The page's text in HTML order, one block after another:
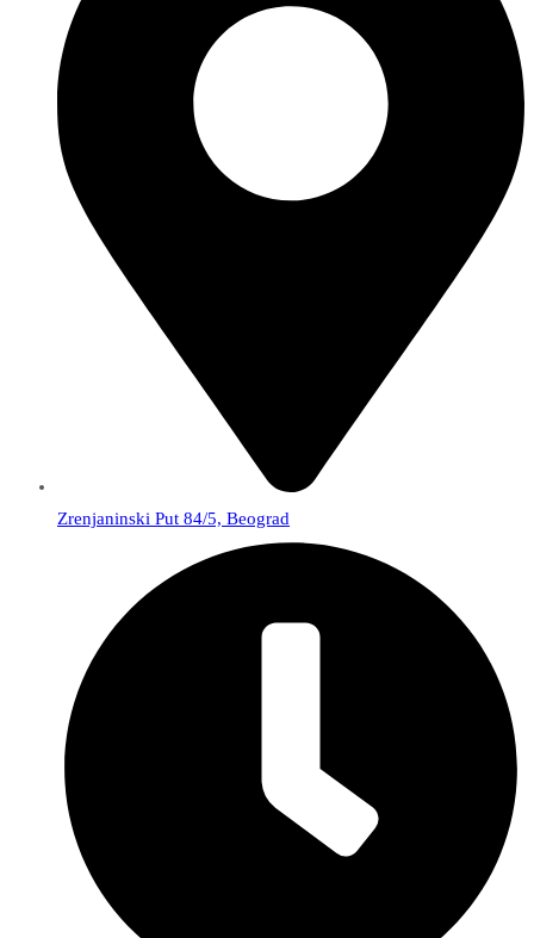
Zrenjaninski Put 84/5, Beograd